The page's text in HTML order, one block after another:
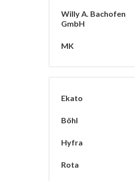
Willy A. Bachofen
GmbH
MK
Ekato
Böhl
Hyfra
Rota